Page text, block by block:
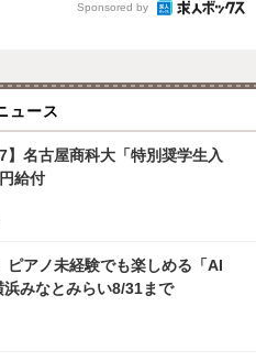
Sponsored by
ュース
】名古屋商科大「特別奨学生入
給付
ピアノ未経験でも楽しめる「AI
みなとみらい8/31まで